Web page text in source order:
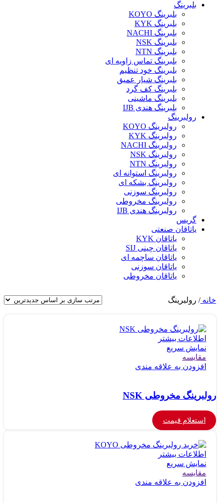
بلبرینگ
بلبرینگ KOYO
بلبرینگ KYK
بلبرینگ NACHI
بلبرینگ NSK
بلبرینگ NTN
بلبرینگ تماس زاویه ای
بلبرینگ خود تنظیم
بلبرینگ شیار عمیق
بلبرینگ کف گرد
بلبرینگ ماشینی
بلبرینگ هندی IJB
رولبرینگ
رولبرینگ KOYO
رولبرینگ KYK
رولبرینگ NACHI
رولبرینگ NSK
رولبرینگ NTN
رولبرینگ استوانه ای
رولبرینگ بشکه ای
رولبرینگ سوزنی
رولبرینگ مخروطی
رولبرینگ هندی IJB
گریس
یاتاقان صنعتی
یاتاقان KYK
یاتاقان چینی SIJ
یاتاقان ساچمه ای
یاتاقان سوزنی
یاتاقان مخروطی
خانه/ رولبرینگ
اطلاعات بیشتر
نمایش سریع
مقايسه
افزودن به علاقه مندی
رولبرینگ مخروطی NSK
استعلام قیمت
اطلاعات بیشتر
نمایش سریع
مقايسه
افزودن به علاقه مندی